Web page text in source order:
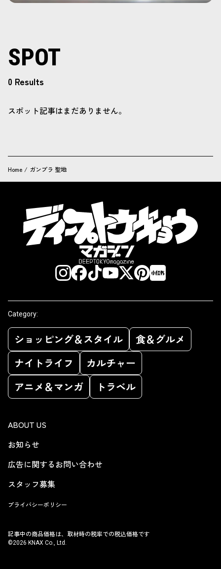
SPOT
0 Results
スポット記事はまだありません。
Home / ガンプラ 聖地
Category:
ショッピング＆スタイル
食＆グルメ
ナイトライフ
カルチャー
アニメ＆マンガ
トラベル
ABOUT US
お知らせ
広告に関するお問い合わせ
スタッフ募集
プライバシーポリシー
©2026 KNAX Co., Ltd.
記事中の商品価格は、取材時の税率での税込価格です